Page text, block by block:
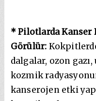
* Pilotlarda Kanser
Görülür:
dalgalar, ozon
kozmik
kanserojen etki